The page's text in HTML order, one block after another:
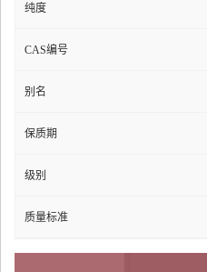
纯度
CAS编号
别名
保质期
级别
质量标准